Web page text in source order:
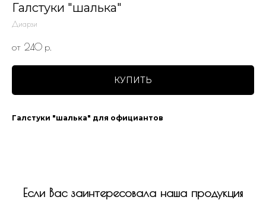
Галстуки "шалька"
Диарзи
от 240 р.
КУПИТЬ
Галстуки "шалька" для официантов
Если Вас заинтересовала наша продукция